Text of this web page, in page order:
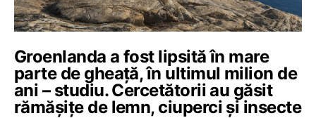
Groenlanda a fost lipsită în mare
parte de gheață, în ultimul milion de
ani – studiu. Cercetătorii au găsit
rămășițe de lemn, ciuperci și insecte